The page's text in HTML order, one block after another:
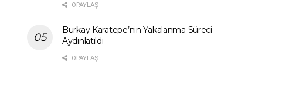
0 PAYLAŞ
Burkay Karatepe’nin Yakalanma Süreci
Aydınlatıldı
0 PAYLAŞ